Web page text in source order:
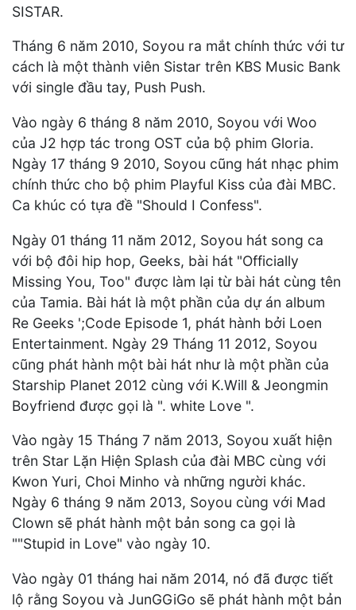
SISTAR.
Tháng 6 năm 2010, Soyou ra mắt chính thức với tư
cách là một thành viên Sistar trên KBS Music Bank
với single đầu tay, Push Push.
Vào ngày 6 tháng 8 năm 2010, Soyou với Woo
của J2 hợp tác trong OST của bộ phim Gloria.
Ngày 17 tháng 9 2010, Soyou cũng hát nhạc phim
chính thức cho bộ phim Playful Kiss của đài MBC.
Ca khúc có tựa đề "Should I Confess".
Ngày 01 tháng 11 năm 2012, Soyou hát song ca
với bộ đôi hip hop, Geeks, bài hát "Officially
Missing You, Too" được làm lại từ bài hát cùng tên
của Tamia. Bài hát là một phần của dự án album
Re Geeks ';Code Episode 1, phát hành bởi Loen
Entertainment. Ngày 29 Tháng 11 2012, Soyou
cũng phát hành một bài hát như là một phần của
Starship Planet 2012 cùng với K.Will & Jeongmin
Boyfriend được gọi là ". white Love ".
Vào ngày 15 Tháng 7 năm 2013, Soyou xuất hiện
trên Star Lặn Hiện Splash của đài MBC cùng với
Kwon Yuri, Choi Minho và những người khác.
Ngày 6 tháng 9 năm 2013, Soyou cùng với Mad
Clown sẽ phát hành một bản song ca gọi là
""Stupid in Love" vào ngày 10.
Vào ngày 01 tháng hai năm 2014, nó đã được tiết
lộ rằng Soyou và JunGGiGo sẽ phát hành một bản